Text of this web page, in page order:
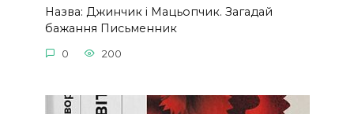
Назва: Джинчик і Мацьопчик. Загадай
бажання Письменник
0 200